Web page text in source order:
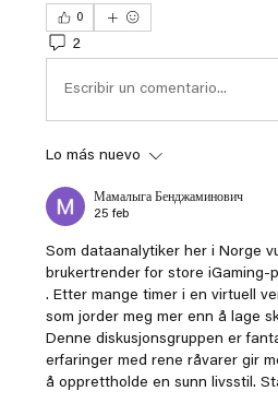
0
2
Escribir un comentario...
Lo más nuevo
Мамалыга Бенджаминович
25 feb
Som dataanalytiker her i Norge
brukertrender for store
. Etter mange timer i en virtuell
som jorder meg mer enn å lage
Denne diskusjonsgruppen er
erfaringer med rene råvarer gir
å opprettholde en sunn livsstil.